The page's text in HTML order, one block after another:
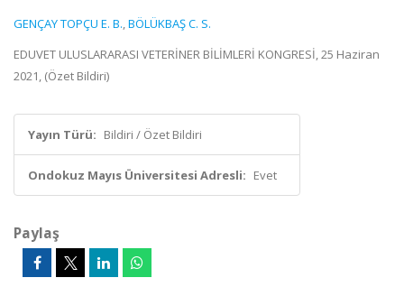
GENÇAY TOPÇU E. B.,BÖLÜKBAŞ C. S.
EDUVET ULUSLARARASI VETERİNER BİLİMLERİ KONGRESİ, 25 Haziran
2021, (Özet Bildiri)
Yayın Türü: Bildiri / Özet Bildiri
Ondokuz Mayıs Üniversitesi Adresli: Evet
Paylaş